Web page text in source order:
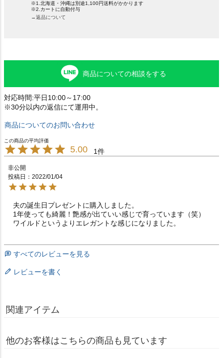
※1.北海道・沖縄は別途1,100円送料がかかります
※2.カートに自動付与
→返品について
商品についての相談をする
対応時間:平日10:00～17:00
※30分以内の返信にて運用中。
商品についてのお問い合わせ
5.00 1
非公開
投稿日
2022/01/04
夫の誕生日プレゼントに購入しました。
1年使っても綺麗！艶感が出ていい感じで育っています（笑）
ワイルドというよりエレガントな感じになりました。
すべてのレビューを見る
レビューを書く
関連アイテム
他のお客様はこちらの商品も見ています